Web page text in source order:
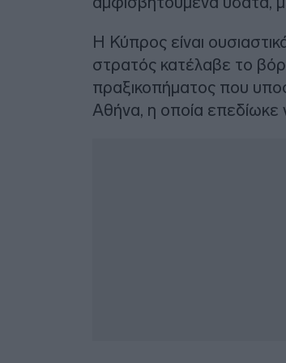
Η Κύπρος είναι
στρατός κατέλαβε το
πραξικοπήματος που
Αθήνα, η οποία